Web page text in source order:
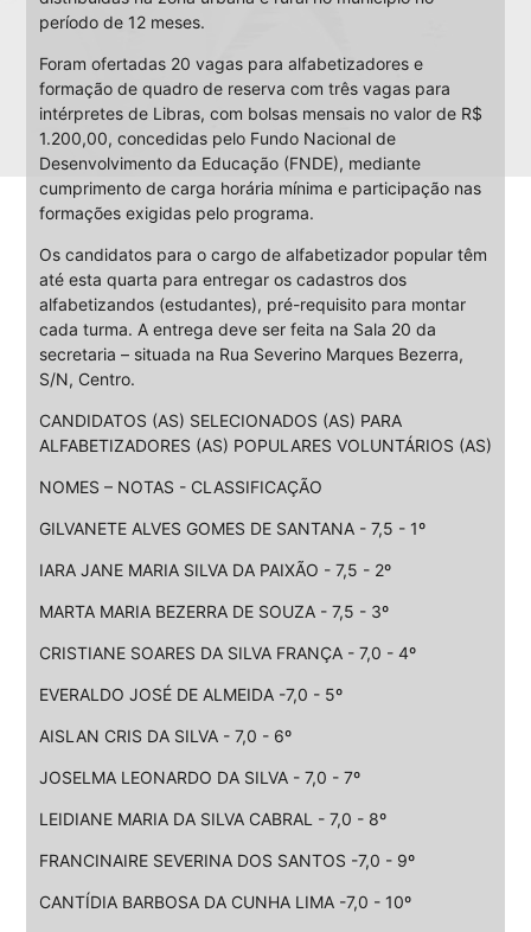
período de 12 meses.
Foram ofertadas 20 vagas para alfabetizadores e
formação de quadro de reserva com três vagas para
intérpretes de Libras, com bolsas mensais no valor de R$
1.200,00, concedidas pelo Fundo Nacional de
Desenvolvimento da Educação (FNDE), mediante
cumprimento de carga horária mínima e participação nas
formações exigidas pelo programa.
Os candidatos para o cargo de alfabetizador popular têm
até esta quarta para entregar os cadastros dos
alfabetizandos (estudantes), pré-requisito para montar
cada turma. A entrega deve ser feita na Sala 20 da
secretaria – situada na Rua Severino Marques Bezerra,
S/N, Centro.
CANDIDATOS (AS) SELECIONADOS (AS) PARA
ALFABETIZADORES (AS) POPULARES VOLUNTÁRIOS (AS)
NOMES – NOTAS - CLASSIFICAÇÃO
GILVANETE ALVES GOMES DE SANTANA - 7,5 - 1º
IARA JANE MARIA SILVA DA PAIXÃO - 7,5 - 2º
MARTA MARIA BEZERRA DE SOUZA - 7,5 - 3º
CRISTIANE SOARES DA SILVA FRANÇA - 7,0 - 4º
EVERALDO JOSÉ DE ALMEIDA -7,0 - 5º
AISLAN CRIS DA SILVA - 7,0 - 6º
JOSELMA LEONARDO DA SILVA - 7,0 - 7º
LEIDIANE MARIA DA SILVA CABRAL - 7,0 - 8º
FRANCINAIRE SEVERINA DOS SANTOS -7,0 - 9º
CANTÍDIA BARBOSA DA CUNHA LIMA -7,0 - 10º